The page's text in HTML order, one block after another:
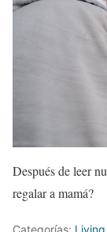
Después de leer
regalar a mamá?
Categorías: Living